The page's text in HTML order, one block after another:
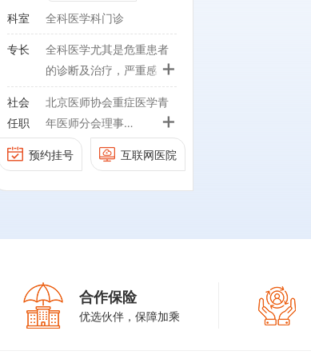
科室 全科医学科门诊
专长
全科医学尤其是危重患者
的诊断及治疗，严重感染
及呼吸重症的处理，医院
感染防控，合并内科疾病
的围手术期管理等。
+
社会
任职
北京医师协会重症医学青
年医师分会理事
中国非公立医疗机构协会
重症医学专业委员会委员
+
预约挂号 互联网医院
合作保险
优选伙伴，保障加乘